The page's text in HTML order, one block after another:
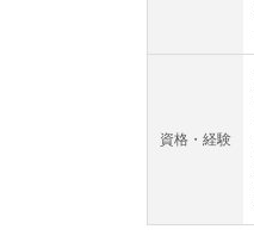
資格・経験